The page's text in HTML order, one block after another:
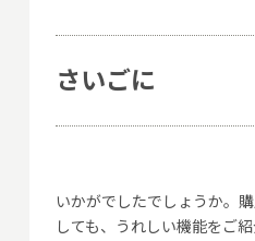
さいごに
いかがでしたでしょうか。
しても、うれしい機能をご